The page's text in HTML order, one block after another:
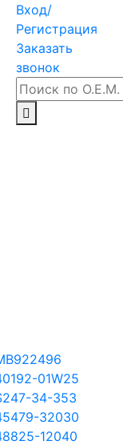
Вход/
Регистрация
Заказать
звонок
01W25
34-353
32030
12040